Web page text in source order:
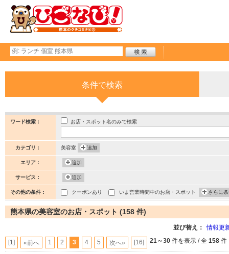
条件で検索
ワード検索： お店・スポット名のみで検索
カテゴリ： 美容室 追加
エリア： 追加
サービス： 追加
その他の条件： クーポンあり いま営業時間中のお店・スポット さらに
熊本県の美容室のお店・スポット (158 件)
並び替え： 情報更
[1] «前へ 1 2 3 4 5 次へ» [16] 21～30 件を表示 / 全 158 件